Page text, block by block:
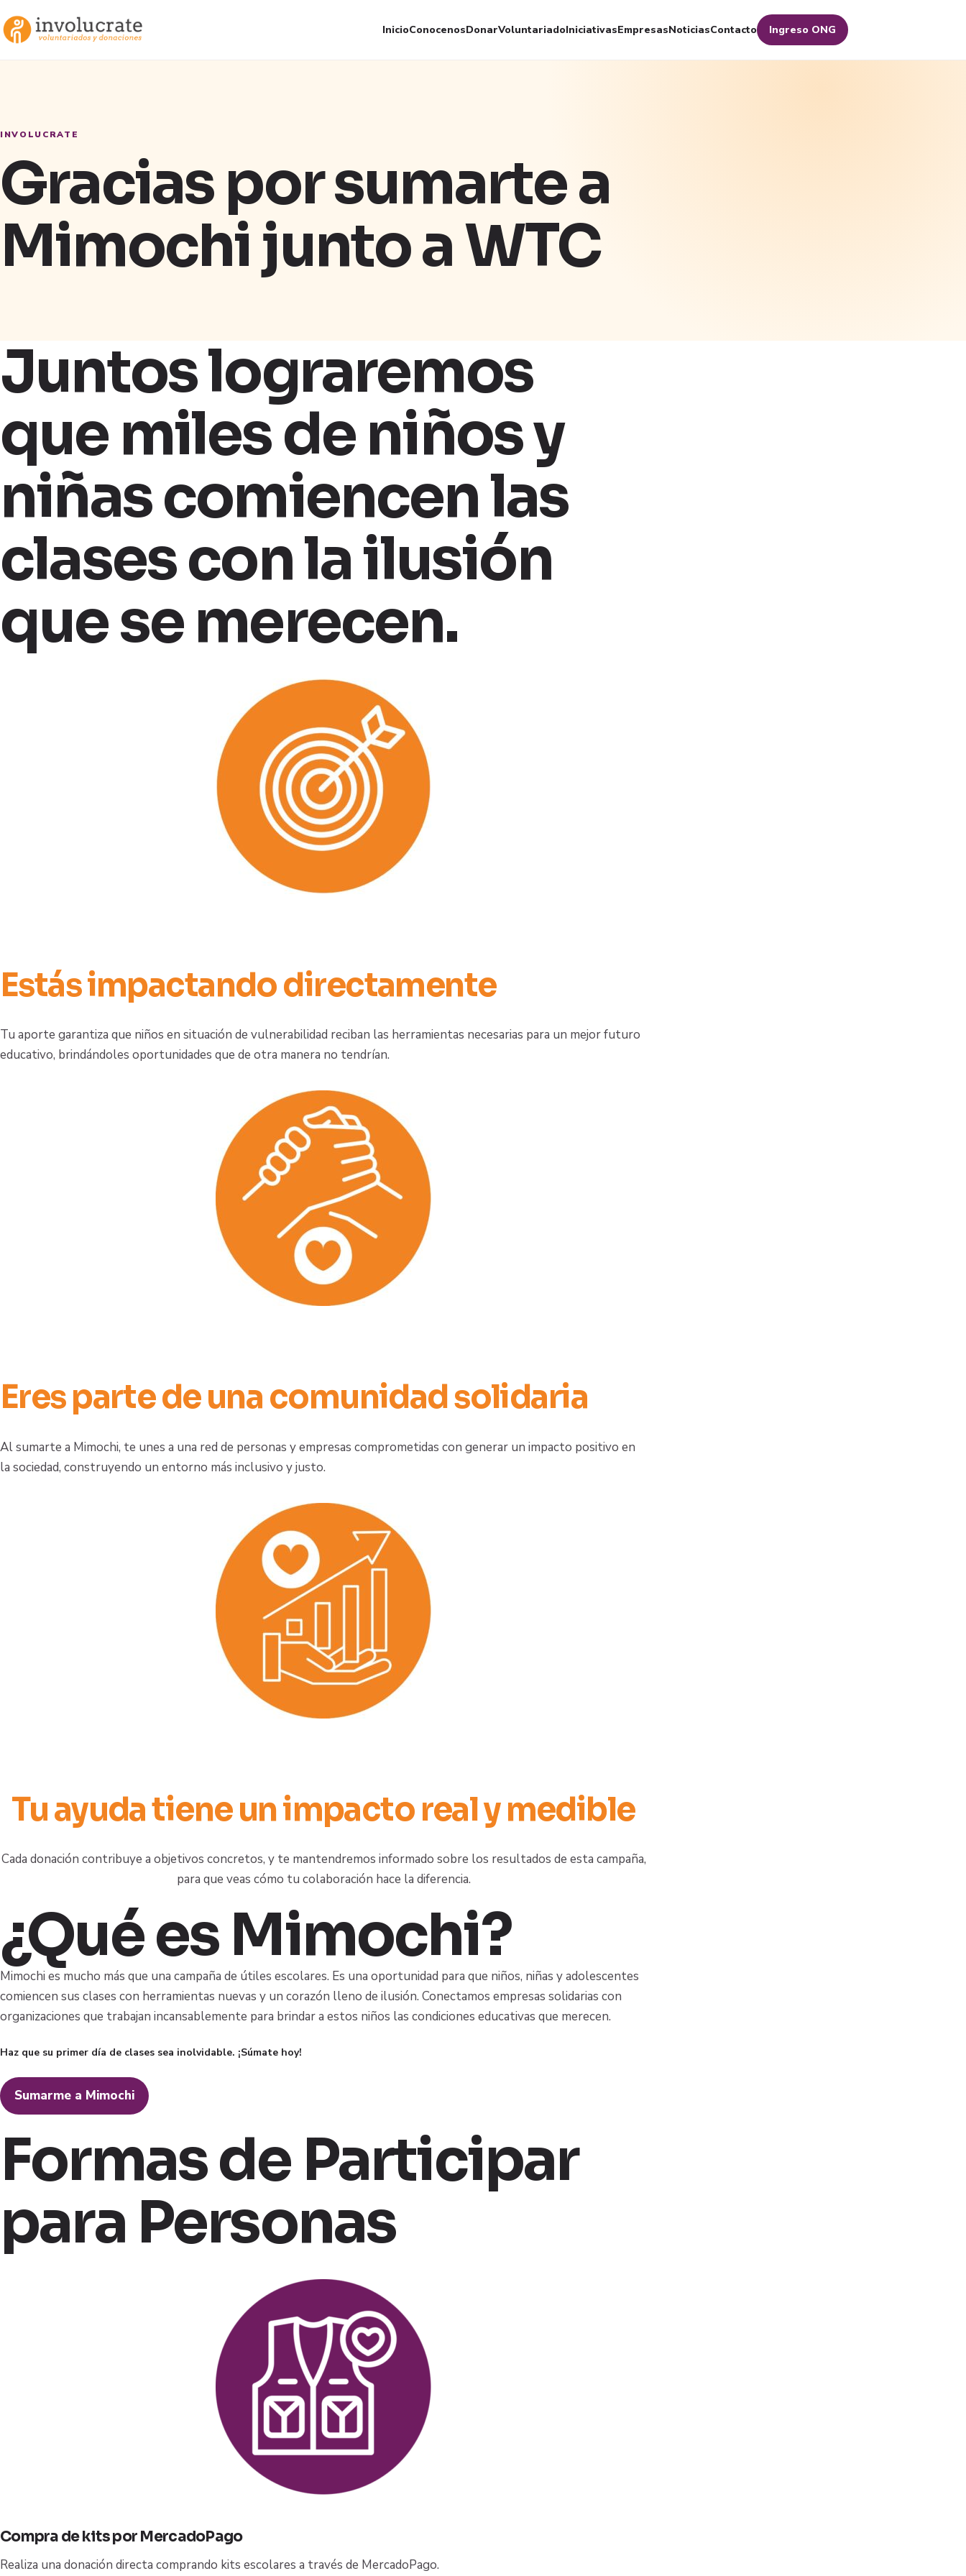
InicioConocenosDonarVoluntariadoIniciativasEmpresasNoticiasContacto Ingreso ONG
INVOLUCRATE
Gracias por sumarte a
Mimochi junto a WTC
Juntos lograremos
que miles de niños y
niñas comiencen las
clases con la ilusión
que se merecen.
Estás impactando directamente
Tu aporte garantiza que niños en situación de vulnerabilidad reciban las herramientas necesarias para un mejor futuro
educativo, brindándoles oportunidades que de otra manera no tendrían.
Eres parte de una comunidad solidaria
Al sumarte a Mimochi, te unes a una red de personas y empresas comprometidas con generar un impacto positivo en
la sociedad, construyendo un entorno más inclusivo y justo.
Tu ayuda tiene un impacto real y medible
Cada donación contribuye a objetivos concretos, y te mantendremos informado sobre los resultados de esta campaña,
para que veas cómo tu colaboración hace la diferencia.
¿Qué es Mimochi?
Mimochi es mucho más que una campaña de útiles escolares. Es una oportunidad para que niños, niñas y adolescentes
comiencen sus clases con herramientas nuevas y un corazón lleno de ilusión. Conectamos empresas solidarias con
organizaciones que trabajan incansablemente para brindar a estos niños las condiciones educativas que merecen.
Haz que su primer día de clases sea inolvidable. ¡Súmate hoy!
Sumarme a Mimochi
Formas de Participar
para Personas
Compra de kits por MercadoPago
Realiza una donación directa comprando kits escolares a través de MercadoPago.